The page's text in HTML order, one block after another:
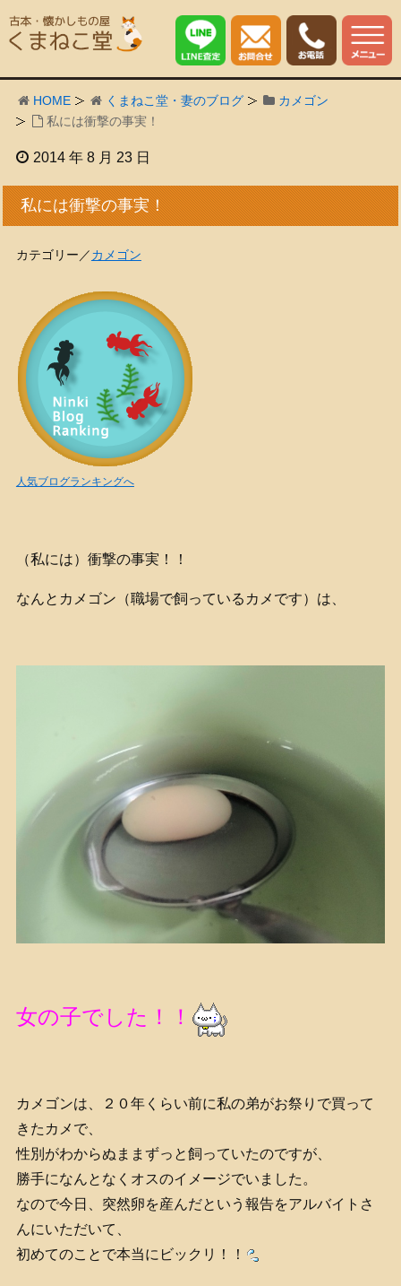
HOME くまねこ堂・妻のブログ
カメゴン
私には衝撃の事実！
2014 年 8 月 23 日
私には衝撃の事実！
カテゴリー／カメゴン
人気ブログランキングへ
（私には）衝撃の事実！！
なんとカメゴン（職場で飼っているカメです）は、
女の子でした！！
カメゴンは、２０年くらい前に私の弟がお祭りで買って
きたカメで、
性別がわからぬままずっと飼っていたのですが、
勝手になんとなくオスのイメージでいました。
なので今日、突然卵を産んだという報告をアルバイトさ
んにいただいて、
初めてのことで本当にビックリ！！